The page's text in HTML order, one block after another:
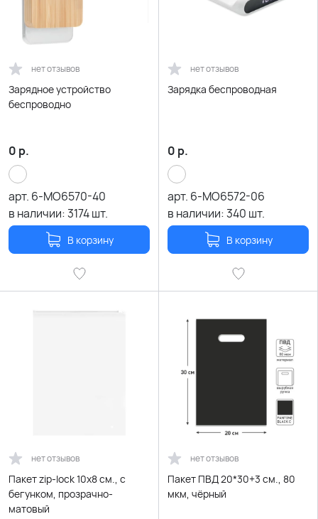
нет отзывов
Зарядное устройство
беспроводно
0 р.
арт. 6-MO6570-40
в наличии:3174шт.
В корзину
нет отзывов
Зарядка беспроводная
0 р.
арт. 6-MO6572-06
в наличии:340 шт.
В корзину
нет отзывов
Пакет zip-lock 10х8 см., с
бегунком, прозрачно-
матовый
нет отзывов
Пакет ПВД 20*30+3 см., 80
мкм, чёрный